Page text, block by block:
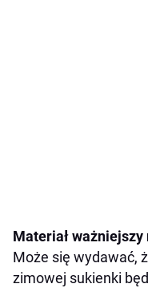
Materiał ważniejszy
Może się wydawać,
zimowej sukienki